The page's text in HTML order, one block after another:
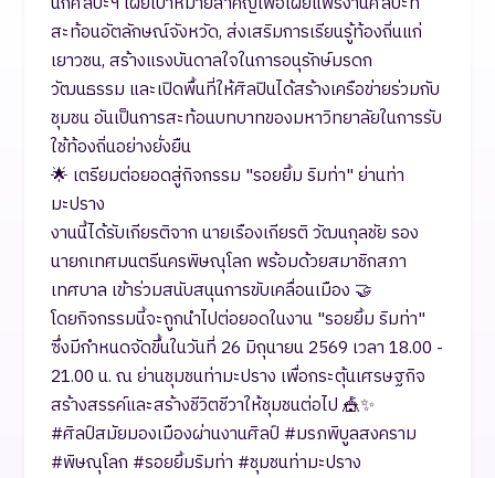
สะท้อนอัตลักษณ์จังหวัด, ส่งเสริมการเรียนรู้ท้องถิ่นแก่
เยาวชน, สร้างแรงบันดาลใจในการอนุรักษ์มรดก
วัฒนธรรม และเปิดพื้นที่ให้ศิลปินได้สร้างเครือข่ายร่วมกับ
ชุมชน อันเป็นการสะท้อนบทบาทของมหาวิทยาลัยในการรับ
ใช้ท้องถิ่นอย่างยั่งยืน
🌟 เตรียมต่อยอดสู่กิจกรรม "รอยยิ้ม ริมท่า" ย่านท่า
มะปราง
งานนี้ได้รับเกียรติจาก นายเรืองเกียรติ วัฒนกุลชัย รอง
นายกเทศมนตรีนครพิษณุโลก พร้อมด้วยสมาชิกสภา
เทศบาล เข้าร่วมสนับสนุนการขับเคลื่อนเมือง 🤝
โดยกิจกรรมนี้จะถูกนำไปต่อยอดในงาน "รอยยิ้ม ริมท่า"
ซึ่งมีกำหนดจัดขึ้นในวันที่ 26 มิถุนายน 2569 เวลา 18.00 -
21.00 น. ณ ย่านชุมชนท่ามะปราง เพื่อกระตุ้นเศรษฐกิจ
สร้างสรรค์และสร้างชีวิตชีวาให้ชุมชนต่อไป 🎪✨
#ศิลป์สมัยมองเมืองผ่านงานศิลป์ #มรภพิบูลสงคราม
#พิษณุโลก #รอยยิ้มริมท่า #ชุมชนท่ามะปราง